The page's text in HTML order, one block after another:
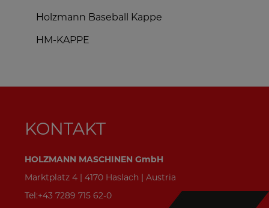
Holzmann Baseball Kappe
HM-KAPPE
KONTAKT
HOLZMANN MASCHINEN GmbH
Marktplatz 4 | 4170 Haslach | Austria
Tel:+43 7289 715 62-0